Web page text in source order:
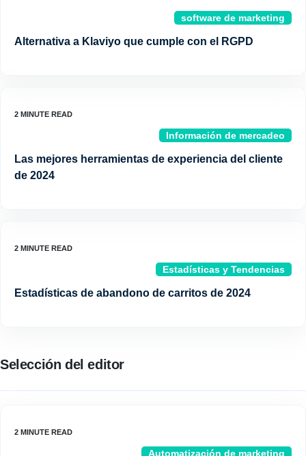
software de marketing
Alternativa a Klaviyo que cumple con el RGPD
Información de mercadeo
Las mejores herramientas de experiencia del cliente
de 2024
Estadísticas y Tendencias
Estadísticas de abandono de carritos de 2024
Selección del editor
Automatización de marketing